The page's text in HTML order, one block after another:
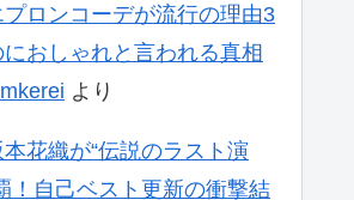
プロンコーデが流行の理由3
おしゃれと言われる真相
より
花織が“伝説のラスト演
！自己ベスト更新の衝撃結